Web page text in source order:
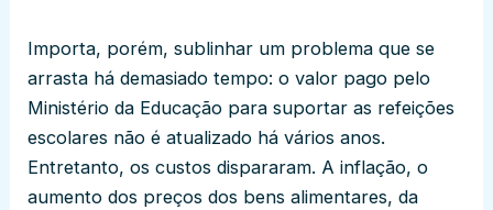
Importa, porém, sublinhar um problema que se
arrasta há demasiado tempo: o valor pago pelo
Ministério da Educação para suportar as refeições
escolares não é atualizado há vários anos.
Entretanto, os custos dispararam. A inflação, o
aumento dos preços dos bens alimentares, da